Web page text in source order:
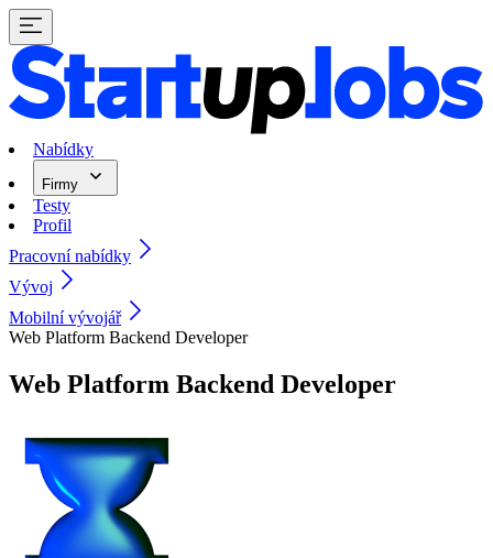
Nabídky
Firmy
Testy
Profil
Pracovní nabídky
Vývoj
Mobilní vývojář
Web Platform Backend Developer
Web Platform Backend Developer